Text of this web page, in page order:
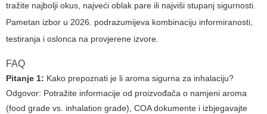
tražite najbolji okus, najveći oblak pare ili najviši stupanj sigurnosti.
Pametan izbor u 2026. podrazumijeva kombinaciju informiranosti,
testiranja i oslonca na provjerene izvore.
FAQ
Pitanje 1: Kako prepoznati je li aroma sigurna za inhalaciju?
Odgovor: Potražite informacije od proizvođača o namjeni aroma
(food grade vs. inhalation grade), COA dokumente i izbjegavajte